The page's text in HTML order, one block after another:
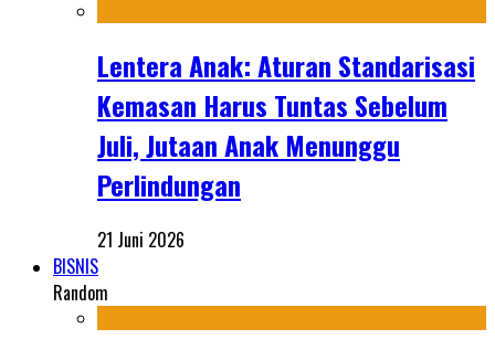
Lentera Anak: Aturan Standarisasi
Kemasan Harus Tuntas Sebelum
Juli, Jutaan Anak Menunggu
Perlindungan
21 Juni 2026
BISNIS
Random